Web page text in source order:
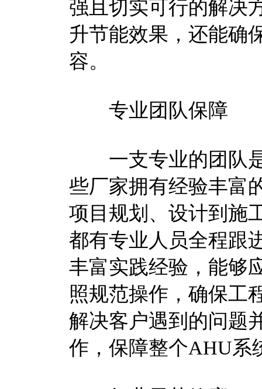
强且切实可行的解决
升节能效果，还能确
容。
专业团队保障
一支专业的团队是
些厂家拥有经验丰富
项目规划、设计到施
都有专业人员全程跟
丰富实践经验，能够
照规范操作，确保工
解决客户遇到的问题
作，保障整个AHU系